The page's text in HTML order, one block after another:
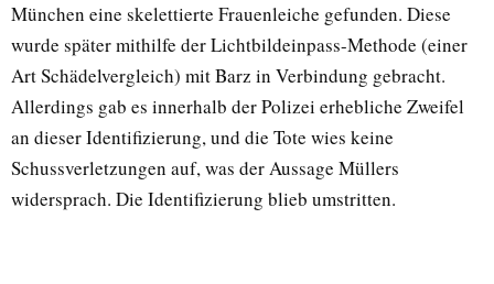
München eine skelettierte Frauenleiche gefunden. Diese
wurde später mithilfe der Lichtbildeinpass-Methode (einer
Art Schädelvergleich) mit Barz in Verbindung gebracht.
Allerdings gab es innerhalb der Polizei erhebliche Zweifel
an dieser Identifizierung, und die Tote wies keine
Schussverletzungen auf, was der Aussage Müllers
widersprach. Die Identifizierung blieb umstritten.